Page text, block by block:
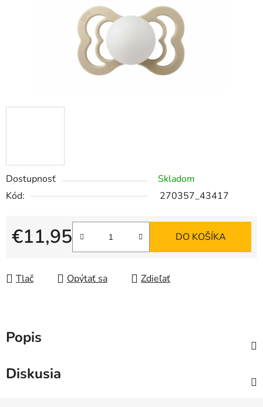
Dostupnosť
Skladom
Kód:
270357_43417
€11,95
Jednotková cena:
DO KOŠÍKA
Tlač Opýtať sa Zdieľať
Popis
Diskusia